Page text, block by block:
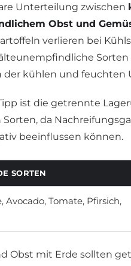
Unterteilung zwischen
Obst und
verlieren bei
der kühlen und feuchten
ist die getrennte
da
beeinflussen können.
SORTEN
Avocado, Tomate, Pfirsich,
Obst mit Erde sollten